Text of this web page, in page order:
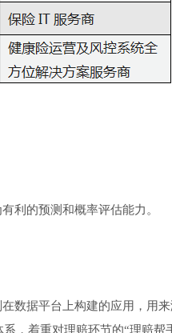
利的预测和概率评估能力。
数据平台上构建的应用，用
，着重对理赔环节的“理赔帮